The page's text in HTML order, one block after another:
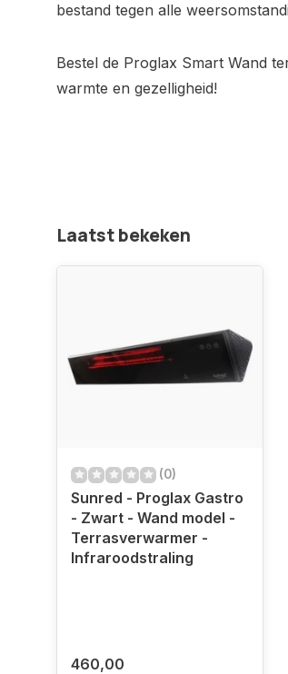
bestand tegen alle
Bestel de Proglax Smart Wand
warmte en gezelligheid!
Laatst bekeken
(0)
Sunred - Proglax Gastro
- Zwart - Wand model -
Terrasverwarmer -
Infraroodstraling
460,00